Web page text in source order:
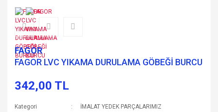
FAGOR
FAGOR LVC YIKAMA DURULAMA GÖBEĞİ BURCU
342,00 TL
Kategori
İMALAT YEDEK PARÇALARIMIZ